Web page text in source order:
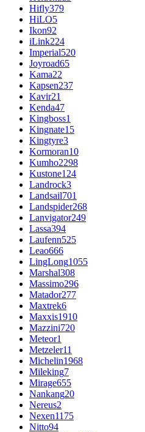
Hifly379
HiLO5
Ikon92
iLink224
Imperial520
Joyroad65
Kama22
Kapsen237
Kavir21
Kenda47
Kingboss1
Kingnate15
Kingtyre3
Kormoran10
Kumho2298
Kustone124
Landrock3
Landsail701
Landspider268
Lanvigator249
Lassa394
Laufenn525
Leao666
LingLong1055
Marshal308
Massimo296
Matador277
Maxtrek6
Maxxis1910
Mazzini720
Meteor1
Metzeler11
Michelin1968
Mileking7
Mirage655
Nankang20
Nereus2
Nexen1175
Nitto94